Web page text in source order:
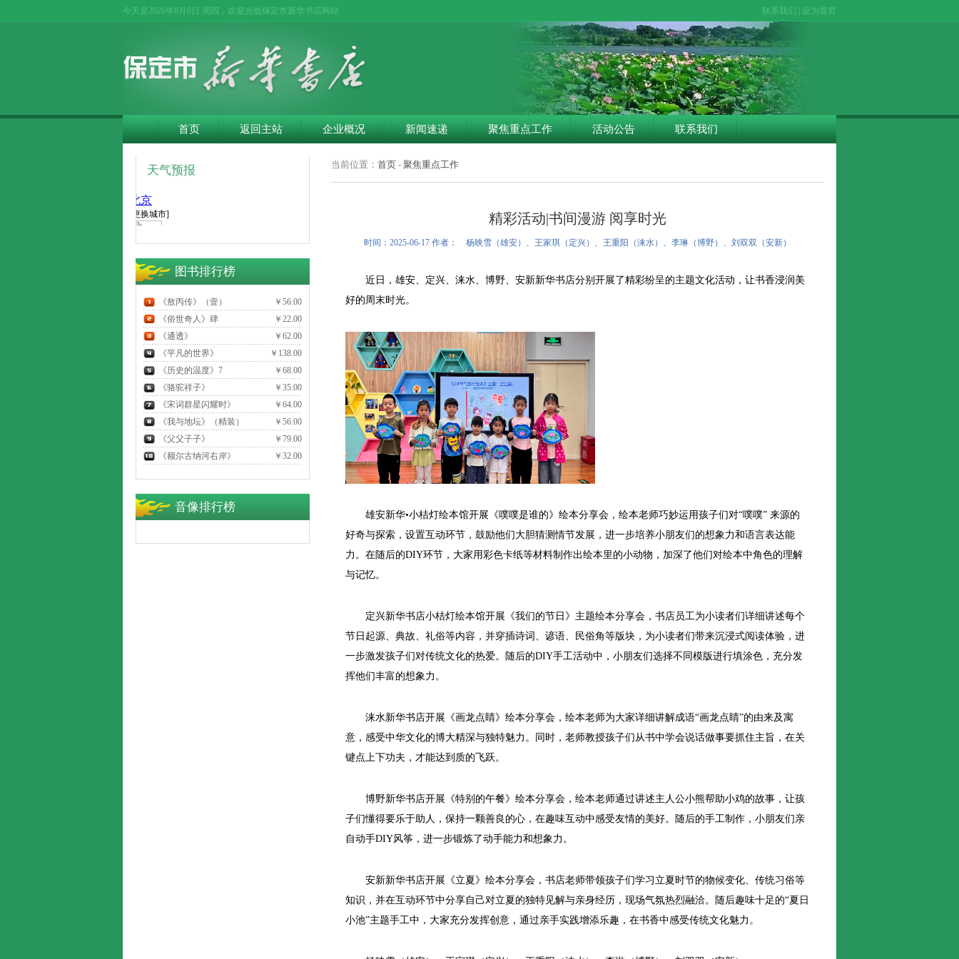
今天是 2026年8月6日 周四，欢迎光临保定市新华书店网站 联系我们 设为首页
首页 返回主站 企业概况 新闻速递 聚焦重点工作 活动公告 联系我们
当前位置： 首页 - 聚焦重点工作
精彩活动|书间漫游 阅享时光
时间：2025-06-17 作者： 杨映雪（雄安）、王家琪（定兴）、王重阳（涞水）、李琳（博野）、刘双双（安新）
近日，雄安、定兴、涞水、博野、安新新华书店分别开展了精彩纷呈的主题文化活动，让书香浸润美
好的周末时光。
雄安新华•小桔灯绘本馆开展《噗噗是谁的》绘本分享会，绘本老师巧妙运用孩子们对“噗噗” 来源的
好奇与探索，设置互动环节，鼓励他们大胆猜测情节发展，进一步培养小朋友们的想象力和语言表达能
力。在随后的DIY环节，大家用彩色卡纸等材料制作出绘本里的小动物，加深了他们对绘本中角色的理解
与记忆。
定兴新华书店小桔灯绘本馆开展《我们的节日》主题绘本分享会，书店员工为小读者们详细讲述每个
节日起源、典故、礼俗等内容，并穿插诗词、谚语、民俗角等版块，为小读者们带来沉浸式阅读体验，进
一步激发孩子们对传统文化的热爱。随后的DIY手工活动中，小朋友们选择不同模版进行填涂色，充分发
挥他们丰富的想象力。
涞水新华书店开展《画龙点睛》绘本分享会，绘本老师为大家详细讲解成语“画龙点睛”的由来及寓
意，感受中华文化的博大精深与独特魅力。同时，老师教授孩子们从书中学会说话做事要抓住主旨，在关
键点上下功夫，才能达到质的飞跃。
博野新华书店开展《特别的午餐》绘本分享会，绘本老师通过讲述主人公小熊帮助小鸡的故事，让孩
子们懂得要乐于助人，保持一颗善良的心，在趣味互动中感受友情的美好。随后的手工制作，小朋友们亲
自动手DIY风筝，进一步锻炼了动手能力和想象力。
安新新华书店开展《立夏》绘本分享会，书店老师带领孩子们学习立夏时节的物候变化、传统习俗等
知识，并在互动环节中分享自己对立夏的独特见解与亲身经历，现场气氛热烈融洽。随后趣味十足的“夏日
小池”主题手工中，大家充分发挥创意，通过亲手实践增添乐趣，在书香中感受传统文化魅力。
天气预报
图书排行榜
《敖丙传》（壹）
￥56.00
《俗世奇人》肆
￥22.00
《通透》
￥62.00
《平凡的世界》
￥138.00
《历史的温度》7
￥68.00
《骆驼祥子》
￥35.00
《宋词群星闪耀时》
￥64.00
《我与地坛》（精装）
￥56.00
《父父子子》
￥79.00
《额尔古纳河右岸》
￥32.00
音像排行榜